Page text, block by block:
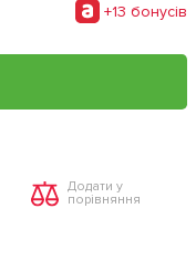
+13 бонусiв
Додати у
порівняння